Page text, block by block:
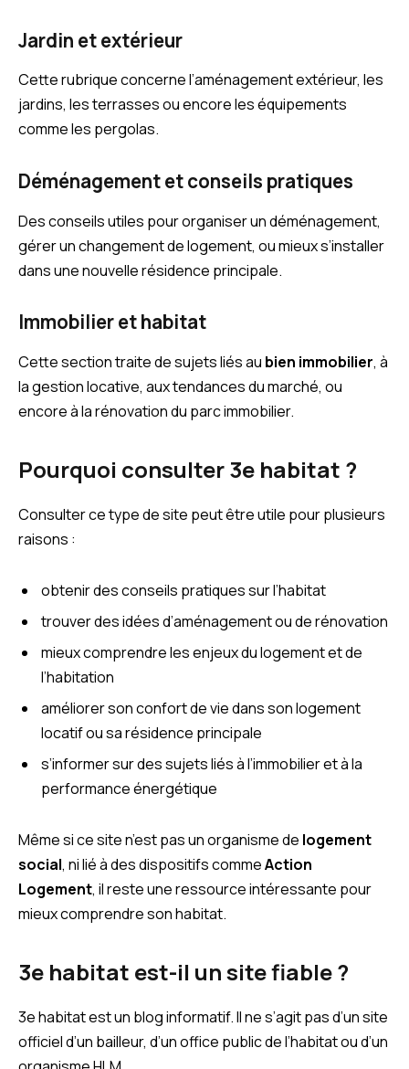
Jardin et extérieur
Cette rubrique concerne l’aménagement extérieur, les
jardins, les terrasses ou encore les équipements
comme les pergolas.
Déménagement et conseils pratiques
Des conseils utiles pour organiser un déménagement,
gérer un changement de logement, ou mieux s’installer
dans une nouvelle résidence principale.
Immobilier et habitat
Cette section traite de sujets liés au bien immobilier, à
la gestion locative, aux tendances du marché, ou
encore à la rénovation du parc immobilier.
Pourquoi consulter 3e habitat ?
Consulter ce type de site peut être utile pour plusieurs
raisons :
obtenir des conseils pratiques sur l’habitat
trouver des idées d’aménagement ou de rénovation
mieux comprendre les enjeux du logement et de
l’habitation
améliorer son confort de vie dans son logement
locatif ou sa résidence principale
s’informer sur des sujets liés à l’immobilier et à la
performance énergétique
Même si ce site n’est pas un organisme de logement
social, ni lié à des dispositifs commeAction
Logement, il reste une ressource intéressante pour
mieux comprendre son habitat.
3e habitat est-il un site fiable ?
3e habitat est un blog informatif. Il ne s’agit pas d’un site
officiel d’un bailleur, d’un office public de l’habitat ou d’un